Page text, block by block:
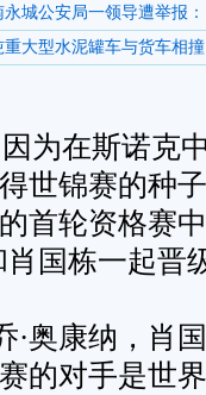
永城公安局一领导遭举报：
重大型水泥罐车与货车相撞
为在斯诺克
世锦赛的种
首轮资格赛
国栋一起晋
·奥康纳，肖
的对手是世